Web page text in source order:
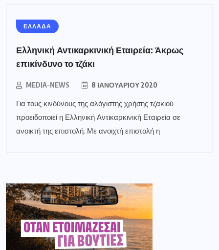
ΕΛΛΑΔΑ
Ελληνική Αντικαρκινική Εταιρεία: Άκρως
επικίνδυνο το τζάκι
MEDIA-NEWS 8 ΙΑΝΟΥΑΡΊΟΥ 2020
Για τους κινδύνους της αλόγιστης χρήσης τζακιού
προειδοποιεί η Ελληνική Αντικαρκινική Εταιρεία σε
ανοικτή της επιστολή. Με ανοιχτή επιστολή η